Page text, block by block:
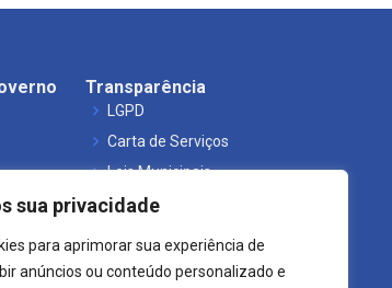
sua privacidade
para aprimorar sua experiência de
anúncios ou conteúdo personalizado e
Transparência
LGPD
Carta de Serviços
Leis Municipais